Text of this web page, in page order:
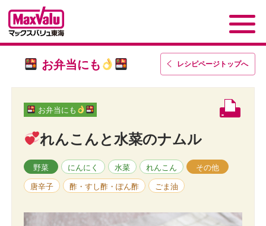
レシピページトップへ
お弁当にも
お弁当にも
れんこんと水菜のナムル
野菜 にんにく 水菜 れんこん その他
唐辛子 酢・すし酢・ぽん酢 ごま油